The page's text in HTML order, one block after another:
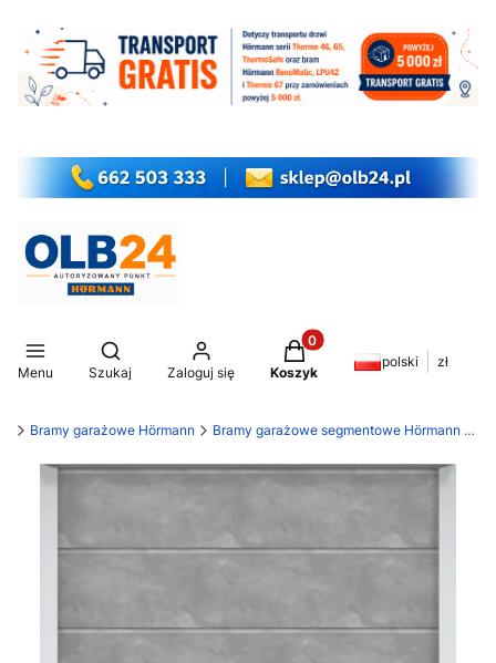
Menu
Otwórz wyszukiwarkę
Szukaj Zaloguj się
Produkty w koszyku: 0.
Koszyk
polski zł
Bramy garażowe Hörmann Bramy garażowe segmentowe Hörmann LPU 42